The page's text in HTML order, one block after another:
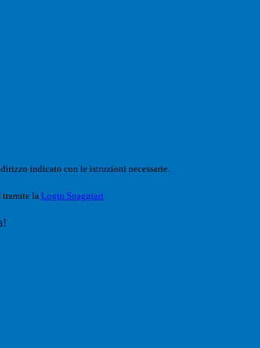
indicato con le istruzioni necessarie.
tramite la Login Spaggiari